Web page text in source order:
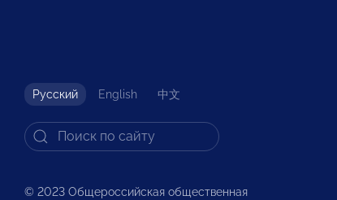
Русский English 中文
© 2023 Общероссийская общественная